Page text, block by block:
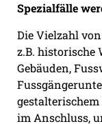
Spezialfälle
Die Vielzahl
z.B. historische
Gebäuden,
im Anschluss,